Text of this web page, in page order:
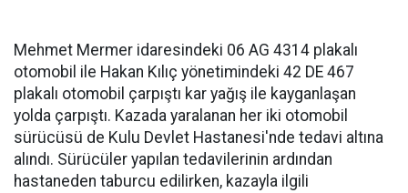
Mehmet Mermer idaresindeki 06 AG 4314 plakalı
otomobil ile Hakan Kılıç yönetimindeki 42 DE 467
plakalı otomobil çarpıştı kar yağış ile kayganlaşan
yolda çarpıştı. Kazada yaralanan her iki otomobil
sürücüsü de Kulu Devlet Hastanesi'nde tedavi altına
alındı. Sürücüler yapılan tedavilerinin ardından
hastaneden taburcu edilirken, kazayla ilgili